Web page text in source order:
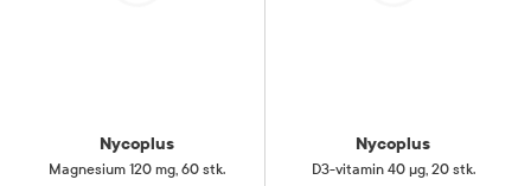
Nycoplus
Magnesium 120 mg, 60 stk.
Nycoplus
D3-vitamin 40 µg, 20 stk.